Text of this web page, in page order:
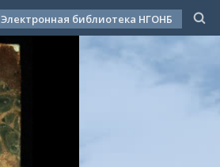
Электронная библиотека НГОНБ